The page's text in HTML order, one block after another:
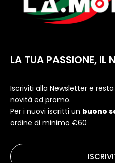
LA TUA PASSIONE, IL
Iscriviti alla Newsletter e
novità ed promo.
Per i nuovi iscritti un buono
ordine di minimo €60